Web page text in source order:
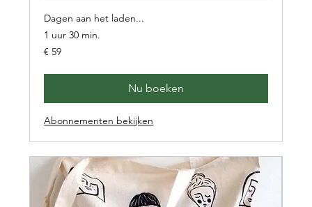
Dagen aan het laden...
1 uur 30 min.
59
euro
€ 59
Nu boeken
Abonnementen bekijken